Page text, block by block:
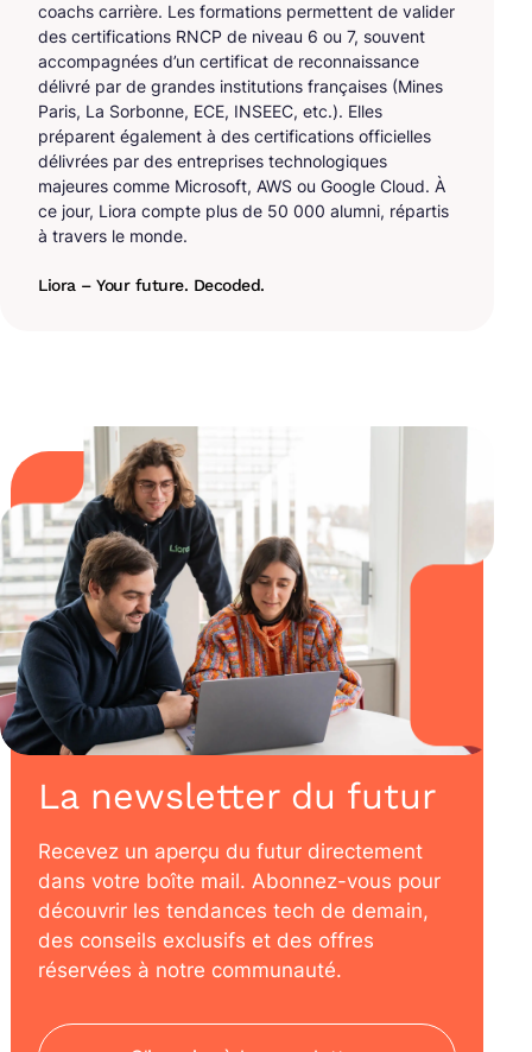
coachs carrière. Les formations permettent de valider
des certifications RNCP de niveau 6 ou 7, souvent
accompagnées d’un certificat de reconnaissance
délivré par de grandes institutions françaises (Mines
Paris, La Sorbonne, ECE, INSEEC, etc.). Elles
préparent également à des certifications officielles
délivrées par des entreprises technologiques
majeures comme Microsoft, AWS ou Google Cloud. À
ce jour, Liora compte plus de 50 000 alumni, répartis
à travers le monde.
Liora – Your future. Decoded.
La newsletter du futur
Recevez un aperçu du futur directement
dans votre boîte mail. Abonnez-vous pour
découvrir les tendances tech de demain,
des conseils exclusifs et des offres
réservées à notre communauté.